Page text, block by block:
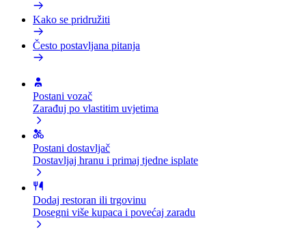
Kako se pridružiti
Često postavljana pitanja
Postani vozač
Zarađuj po vlastitim uvjetima
Postani dostavljač
Dostavljaj hranu i primaj tjedne isplate
Dodaj restoran ili trgovinu
Dosegni više kupaca i povećaj zaradu